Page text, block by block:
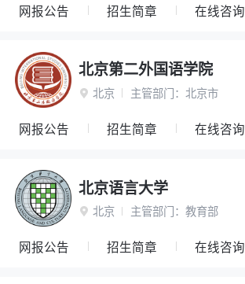
网报公告 招生简章 在线咨询
北京第二外国语学院
 北京 主管部门： 北京市
网报公告 招生简章 在线咨询
北京语言大学
 北京 主管部门： 教育部
网报公告 招生简章 在线咨询